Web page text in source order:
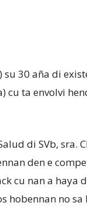
su 30 aña di
cu ta envolvi
di SVb, sra.
den e
cu nan a
hobennan no sa